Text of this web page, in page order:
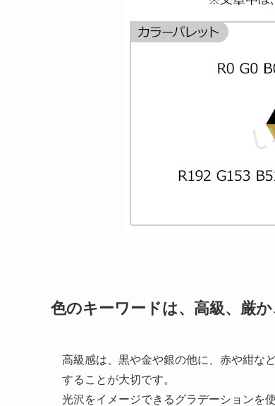
色のキーワードは、高級、厳
高級感は、黒や金や銀の他に、赤や紺な
することが大切です。
光沢をイメージできるグラデーションを